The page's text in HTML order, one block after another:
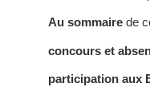
Au sommaire de
concours et
participation aux